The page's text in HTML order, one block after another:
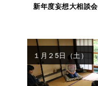
新年度妄想大相談会
１月２5日（土）